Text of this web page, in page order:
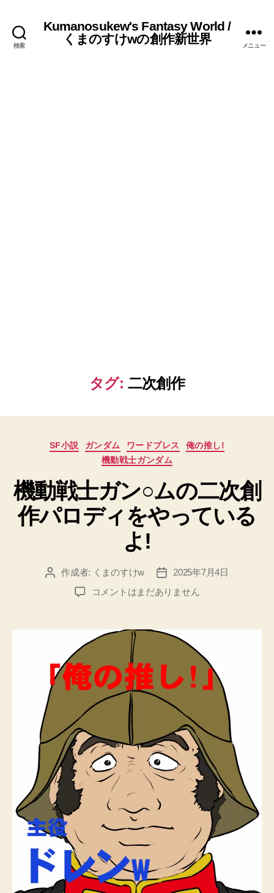
検索
Kumanosukew's Fantasy World /
くまのすけwの創作新世界
メニュー
タグ: 二次創作
カ
テ
リ
ー
SF小説 ガンダム ワードプレス
俺の推し!
機動戦士ガンダム
機動戦士ガン○ムの二次創
作パロディをやっている
よ!
投 作成者: くまのすけw
投
稿
日
2025年7月4日
機
士
ガ
○
ム
の
二
創
作
パ
ロ
て
い
る
コメントはまだありません